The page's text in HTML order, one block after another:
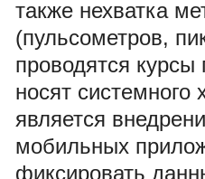
также нехватка
(пульсометров,
проводятся
носят
является
мобильных
фиксировать